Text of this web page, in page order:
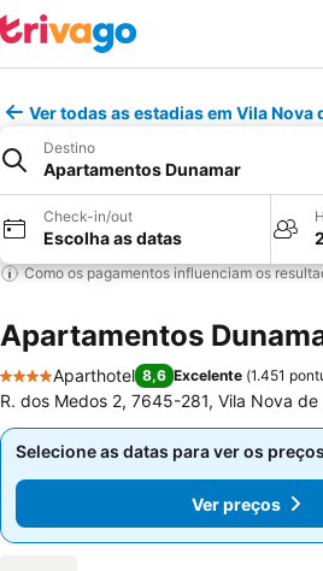
Ver todas as estadias em Vila Nova
Destino
Apartamentos Dunamar
Check-in/out
Escolha as datas
Como os pagamentos influenciam os
Apartamentos
4 Estrelas
Aparthotel 8,6 Excelente (1.451
R. dos Medos 2, 7645-281, Vila Nova
Selecione as datas para ver os
Ver preços
Selecione as datas para ver os
Ver preços